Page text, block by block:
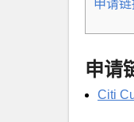
申请
申请
Citi